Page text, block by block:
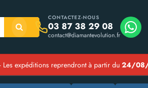
CONTACTEZ-NOUS
03 87 38 29 08
contact@diamantevolution.fr
expéditions reprendront à partir du24/